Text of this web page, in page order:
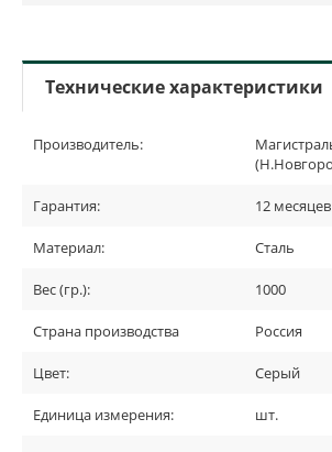
Технические характеристики
Производитель:
Гарантия: 12 месяцев
Материал: Сталь
Вес (гр.): 1000
Страна производства Россия
Цвет: Серый
Единица измерения: шт.